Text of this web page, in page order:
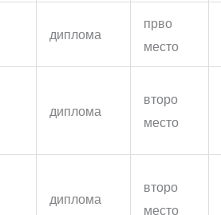
диплома
прво
место
диплома
второ
место
диплома
второ
место